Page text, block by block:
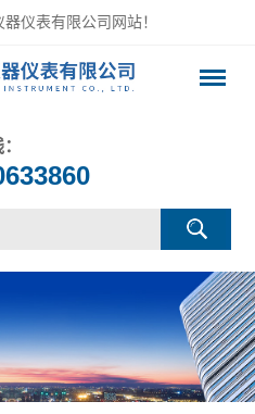
仪表有限公司网站！